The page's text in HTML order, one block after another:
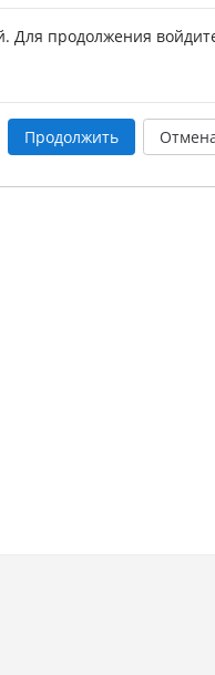
Для продолжения
Продолжить